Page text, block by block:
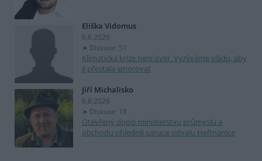
Eliška Vidomus
6.8.2026
Diskuse: 51
Klimatická krize není over. Vyzýváme vládu, aby
ji přestala ignorovat
Jiří Michalisko
6.8.2026
Diskuse: 18
Otevřený dopis ministerstvu průmyslu a
obchodu ohledně sanace odvalu Heřmanice